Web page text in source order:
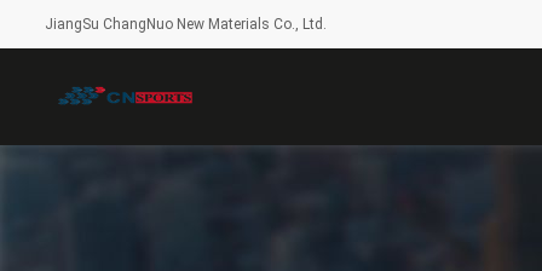
JiangSu ChangNuo New Materials Co., Ltd.